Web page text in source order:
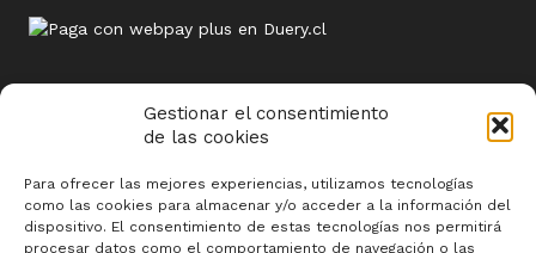
Gestionar el consentimiento
de las cookies
Para ofrecer las mejores experiencias, utilizamos tecnologías
como las cookies para almacenar y/o acceder a la información del
dispositivo. El consentimiento de estas tecnologías nos permitirá
procesar datos como el comportamiento de navegación o las
Sitios relacionados
www.termosolar.cl
www.butoni.cl